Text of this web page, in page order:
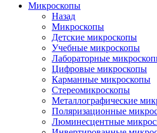
Микроскопы
Назад
Микроскопы
Детские микроскопы
Учебные микроскопы
Лабораторные
Цифровые микроскопы
Карманные микроскопы
Стереомикроскопы
Металлографические
Поляризационные
Люминесцентные